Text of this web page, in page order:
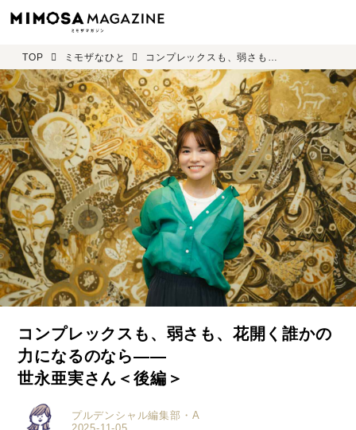
TOP ミモザなひと コンプレックスも、弱さも、花開く誰かの力になるのなら―― 世永亜実さん＜後編＞
コンプレックスも、弱さも、花開く誰かの
力になるのなら――
世永亜実さん＜後編＞
プルデンシャル編集部・A